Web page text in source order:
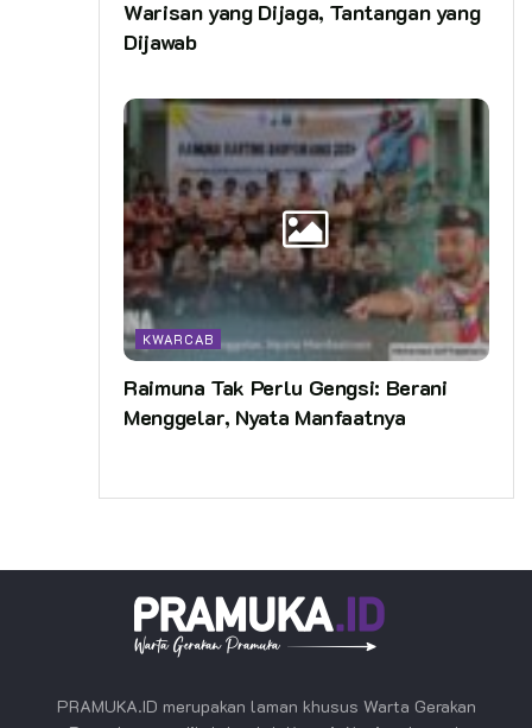
Warisan yang Dijaga, Tantangan yang
Dijawab
KWARCAB
Raimuna Tak Perlu Gengsi: Berani
Menggelar, Nyata Manfaatnya
PRAMUKA.ID merupakan laman khusus Warta Gerakan